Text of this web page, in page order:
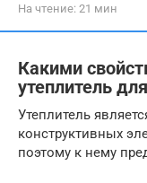
На чтение: 21 мин
Какими
утеплитель
Утеплитель
конструктивных
поэтому к нему